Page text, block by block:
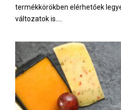
termékkörökben elérhetőek
változatok is....